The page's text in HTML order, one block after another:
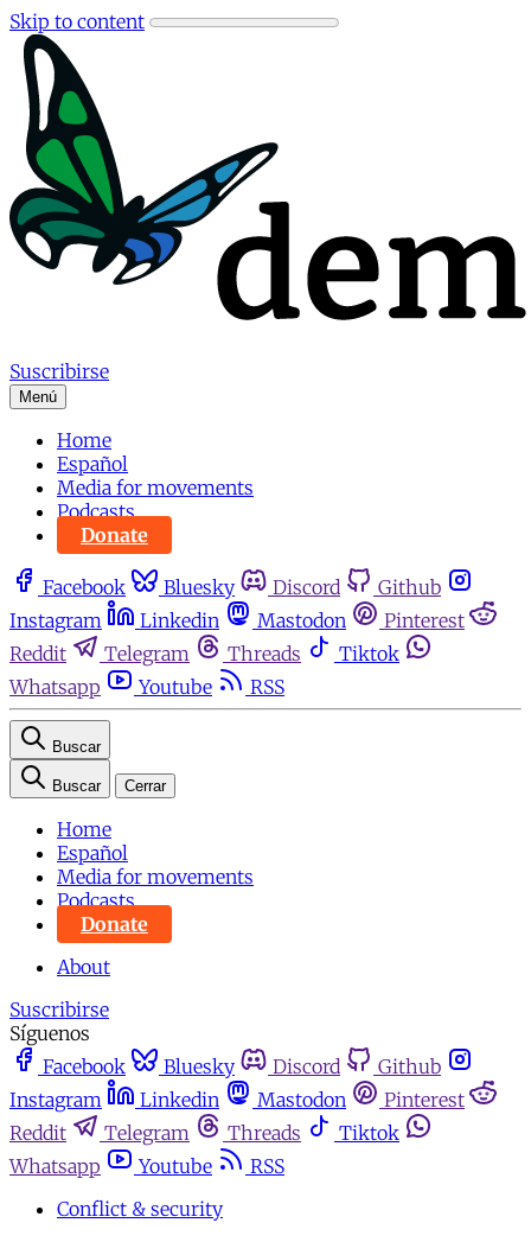
Skip to content
Suscribirse
Menú
Home
Español
Media for movements
Podcasts
Donate
Facebook Bluesky Discord
Github
Instagram
Linkedin Mastodon
Pinterest
Reddit
Telegram Threads
Tiktok
Whatsapp
Youtube RSS
Buscar
Buscar Cerrar
Home
Español
Media for movements
Podcasts
Donate
About
Suscribirse
Síguenos
Facebook
Bluesky Discord
Github
Instagram
Linkedin Mastodon
Pinterest
Reddit
Telegram Threads
Tiktok
Whatsapp
Youtube
RSS
Conflict & security